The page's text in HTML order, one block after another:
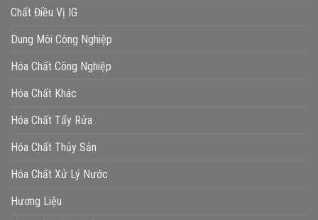
Chất Điều Vị IG
Dung Môi Công Nghiệp
Hóa Chất Công Nghiệp
Hóa Chất Khác
Hóa Chất Tẩy Rửa
Hóa Chất Thủy Sản
Hóa Chất Xử Lý Nước
Hương Liệu